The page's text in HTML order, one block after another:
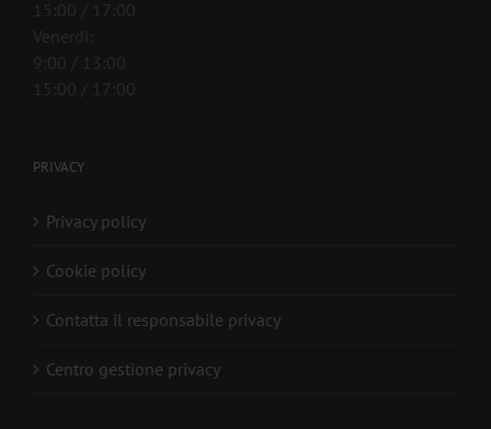
15:00 / 17:00
Venerdì:
9:00 / 13:00
15:00 / 17:00
PRIVACY
Privacy policy
Cookie policy
Contatta il responsabile privacy
Centro gestione privacy